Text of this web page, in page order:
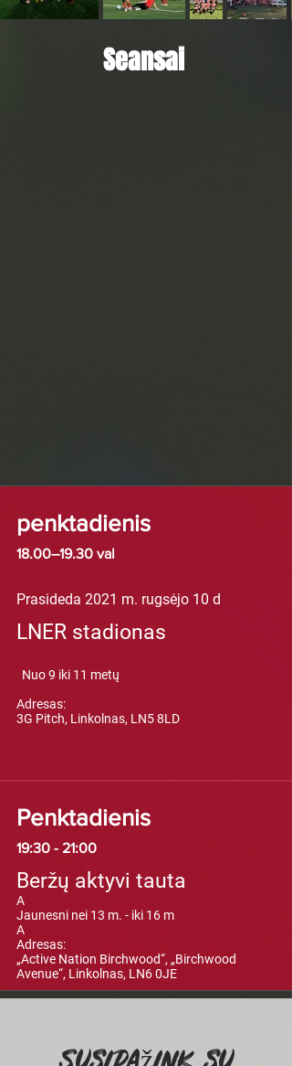
Seansai
penktadienis
18.00–19.30 val
Prasideda 2021 m. rugsėjo 10 d
LNER stadionas
Nuo 9 iki 11 metų
Adresas:
3G Pitch, Linkolnas, LN5 8LD
Penktadienis
19:30 - 21:00
Beržų aktyvi tauta
A
Jaunesni nei 13 m. - iki 16 m
A
Adresas:
„Active Nation Birchwood“, „Birchwood
Avenue“, Linkolnas, LN6 0JE